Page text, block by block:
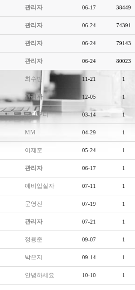
관리자 06-17 38449
관리자 06-24 74391
관리자 06-24 79143
관리자 06-24 80023
최수빈 11-21 1
관리자 12-05 1
구디구디 03-14 1
MM 04-29 1
이제훈 05-24 1
관리자 06-17 1
예비입실자 07-11 1
문영진 07-19 1
관리자 07-21 1
정용준 09-07 1
박은지 09-14 1
안녕하세요 10-10 1